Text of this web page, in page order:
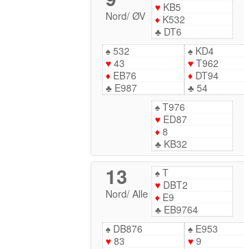
Nord/ØV
♥ KB5
♦ K532
♣ DT6
♠ 532
♥ 43
♦ EB76
♣ E987
♠KD4
♥T962
♦DT94
♣54
♠ T976
♥ ED87
♦ 8
♣ KB32
13
Nord/Alle
♠ T
♥ DBT2
♦ E9
♣ EB9764
♠ DB876
♥ 83
♠E953
♥9